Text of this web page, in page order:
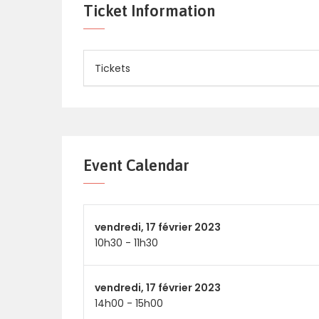
Ticket Information
Tickets
Event Calendar
vendredi, 17 février 2023
10h30 - 11h30
vendredi, 17 février 2023
14h00 - 15h00